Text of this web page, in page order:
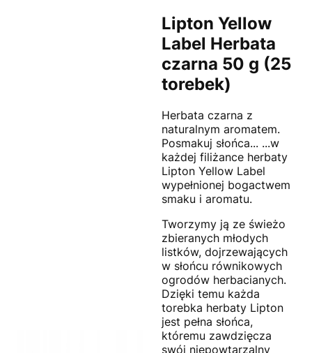
Lipton Yellow
Label Herbata
czarna 50 g (25
torebek)
Herbata czarna z
naturalnym aromatem.
Posmakuj słońca... ...w
każdej filiżance herbaty
Lipton Yellow Label
wypełnionej bogactwem
smaku i aromatu.
Tworzymy ją ze świeżo
zbieranych młodych
listków, dojrzewających
w słońcu równikowych
ogrodów herbacianych.
Dzięki temu każda
torebka herbaty Lipton
jest pełna słońca,
któremu zawdzięcza
swój niepowtarzalny